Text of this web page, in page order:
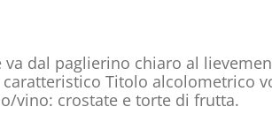
va dal paglierino chiaro al
Titolo alcolometrico
vino: crostate e torte di frutta.